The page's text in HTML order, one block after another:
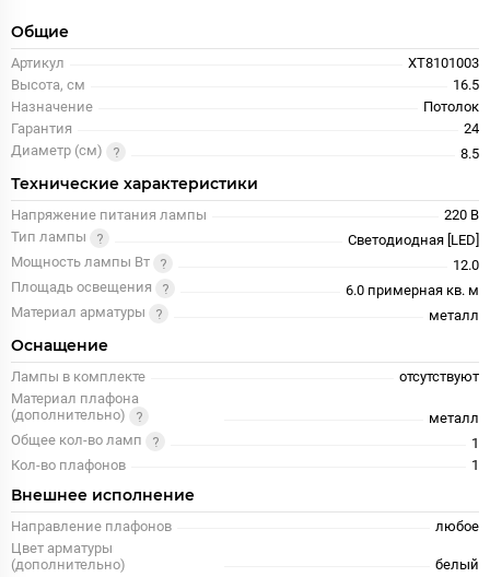
Общие
Артикул
XT8101003
Высота, см
16.5
Назначение
Потолок
Гарантия
24
Диаметр (см)
8.5
Технические характеристики
Напряжение питания лампы
220 В
Тип лампы
Светодиодная [LED]
Мощность лампы Вт
12.0
Площадь освещения
6.0 примерная кв. м
Материал арматуры
металл
Оснащение
Лампы в комплекте
отсутствуют
Материал плафона
(дополнительно)
металл
Общее кол-во ламп
1
Кол-во плафонов
1
Внешнее исполнение
Направление плафонов
любое
Цвет арматуры
(дополнительно)
белый